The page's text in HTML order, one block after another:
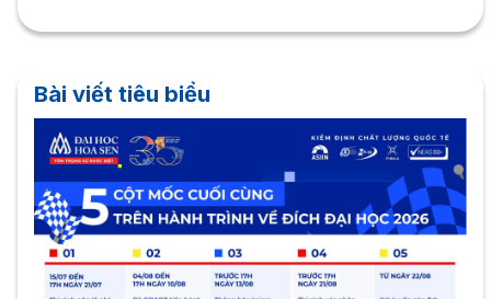
Bài viết tiêu biểu